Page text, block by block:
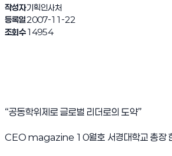
작성자기획인사처
등록일2007-11-22
조회수14954
“공동학위제로 글로벌 리더로의 도약”
CEO magazine 10월호 서경대학교 총장